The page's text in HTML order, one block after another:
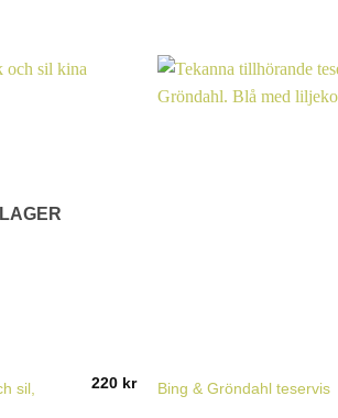
sil,
220 kr Bing & Gröndahl teservis